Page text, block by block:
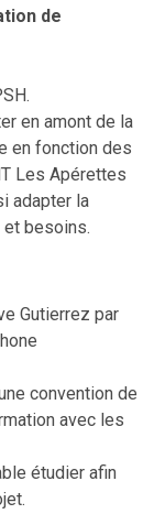
de
en amont de la
en fonction des
Les Apérettes
adapter la
besoins.
Gutierrez par
convention de
avec les
étudier afin